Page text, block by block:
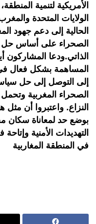
الأمريكية لتنمية
الولايات المتحدة
الحالية إلى دعم جهود
الصحراء على أساس
الذاتي.ودعا
المساهمة بشكل فعال في
إلى التوصل إلى حل
الصحراء المغربية
النزاع. واعتبروا أن مثل
بوضع حد لمعاناة سكان
التهديدات الأمنية
في المنطقة المغاربية